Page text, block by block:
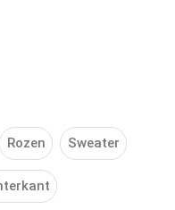
Rozen Sweater